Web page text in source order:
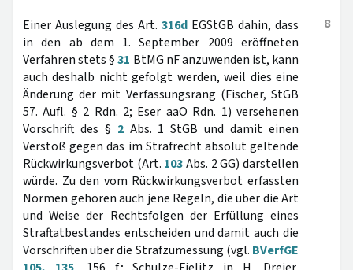
8
Einer Auslegung des Art. 316d EGStGB dahin, dass
in den ab dem 1. September 2009 eröffneten
Verfahren stets §31 BtMG nF anzuwenden ist, kann
auch deshalb nicht gefolgt werden, weil dies eine
Änderung der mit Verfassungsrang (Fischer, StGB
57. Aufl. § 2 Rdn. 2; Eser aaO Rdn. 1) versehenen
Vorschrift des § 2Abs. 1 StGB und damit einen
Verstoß gegen das im Strafrecht absolut geltende
Rückwirkungsverbot (Art. 103Abs. 2 GG) darstellen
würde. Zu den vom Rückwirkungsverbot erfassten
Normen gehören auch jene Regeln, die über die Art
und Weise der Rechtsfolgen der Erfüllung eines
Straftatbestandes entscheiden und damit auch die
Vorschriften über die Strafzumessung (vgl. BVerfGE